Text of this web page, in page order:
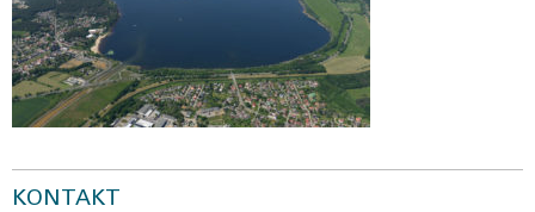
KONTAKT